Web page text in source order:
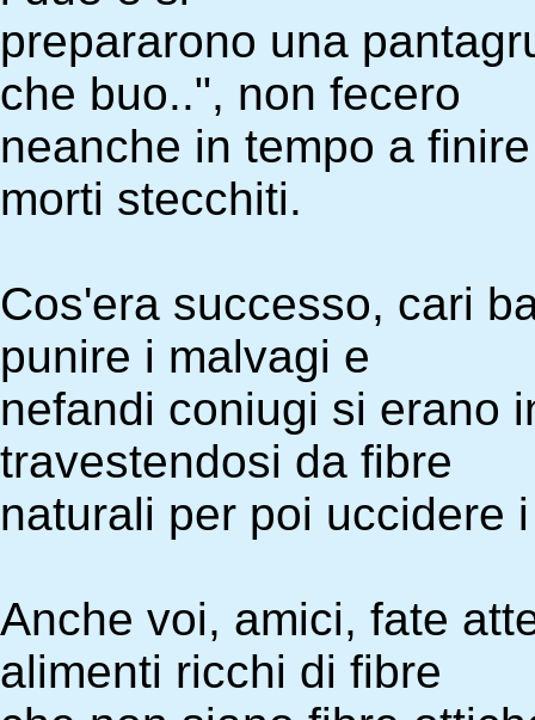
prepararono una
che buo..", non fecero
neanche in tempo a
morti stecchiti.
Cos'era successo, cari
punire i malvagi e
nefandi coniugi si erano
travestendosi da fibre
naturali per poi uccidere
Anche voi, amici, fate
alimenti ricchi di fibre